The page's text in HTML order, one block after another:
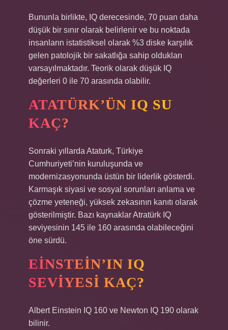
Bununla birlikte, IQ derecesinde, 70 puan daha
düşük bir sınır olarak belirlenir ve bu noktada
insanların istatistiksel olarak %3 diske karşılık
gelen patolojik bir sakatlığa sahip oldukları
varsayılmaktadır. Teorik olarak düşük IQ
değerleri 0 ile 70 arasında olabilir.
ATATÜRK’ÜN IQ SU
KAÇ?
Sonraki yıllarda Ataturk, Türkiye
Cumhuriyeti’nin kuruluşunda ve
modernizasyonunda üstün bir liderlik gösterdi.
Karmaşık siyasi ve sosyal sorunları anlama ve
çözme yeteneği, yüksek zekasının kanıtı olarak
gösterilmiştir. Bazı kaynaklar Atratürk IQ
seviyesinin 145 ile 160 arasında olabileceğini
öne sürdü.
EINSTEIN’IN IQ
SEVIYESI KAÇ?
Albert Einstein IQ 160 ve Newton IQ 190 olarak
bilinir.